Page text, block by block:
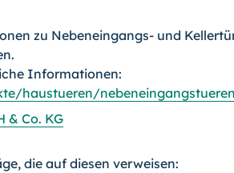
zu Nebeneingangs- und
Informationen:
haustueren/nebeneingangstueren
& Co. KG
die auf diesen verweisen: